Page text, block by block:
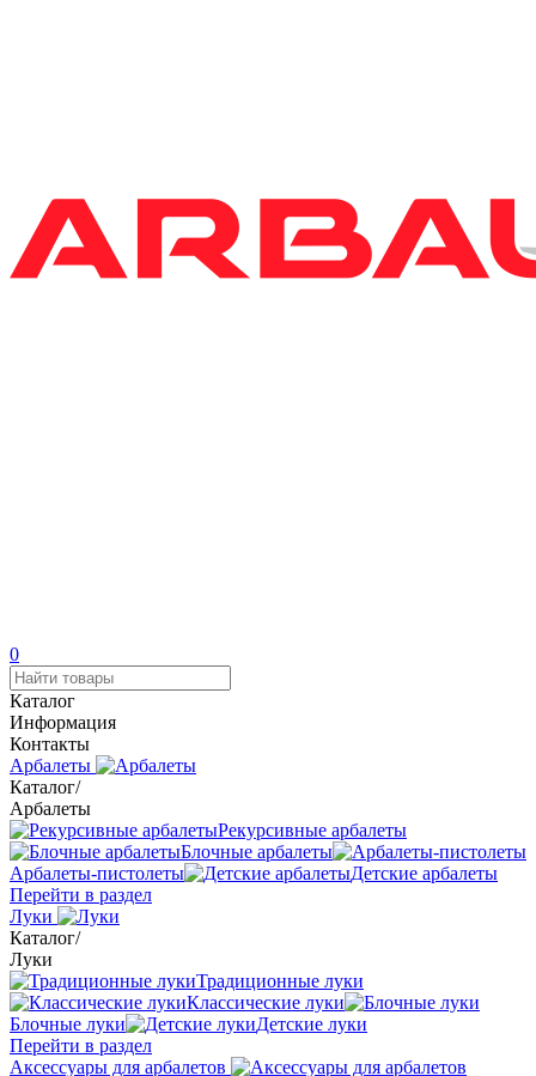
0
Каталог
Информация
Контакты
Арбалеты
Каталог/
Арбалеты
Рекурсивные арбалеты
Блочные арбалеты
Арбалеты-пистолеты
Детские арбалеты
Перейти в раздел
Луки
Каталог/
Луки
Традиционные луки
Классические луки
Блочные луки
Детские луки
Перейти в раздел
Аксессуары для арбалетов